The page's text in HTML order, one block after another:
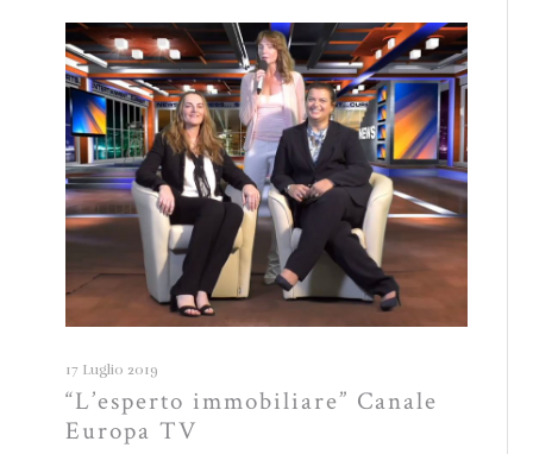
17 Luglio 2019
“L’esperto immobiliare” Canale
Europa TV